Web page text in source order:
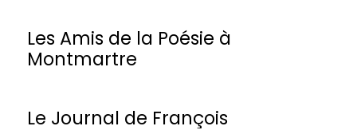
Les Amis de la Poésie à
Montmartre
Le Journal de François